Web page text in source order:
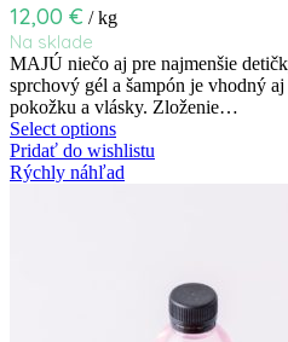
12,00 € / kg
Na sklade
MAJÚ niečo aj pre najmenšie
sprchový gél a šampón je vhodný
pokožku a vlásky. Zloženie…
Select options
Pridať do wishlistu
Rýchly náhľad